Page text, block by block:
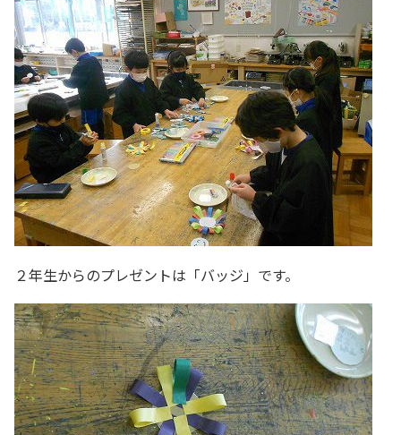
２年生からのプレゼントは「バッジ」です。